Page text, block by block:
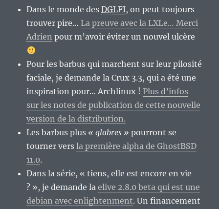
Dans le monde desDGLFI, on peut toujours
trouver pire… La preuve avec la LXLe… Merci
Adrien pour m’avoir éviter un nouvel ulcère
Pour les barbus qui marchent sur leur pilosité
faciale, je demande la Crux 3.3, qui a été une
inspiration pour… Archlinux ! Plus d’infos
sur les notes de publication de cette nouvelle
version de la distribution.
Les barbus plus « glabres » pourront se
tourner versla première alpha de GhostBSD
11.0.
Dans la série, « tiens, elle est encore en vie
? », je demande laelive 2.8.0 beta qui est une
debian avec enlightenment. Un financement